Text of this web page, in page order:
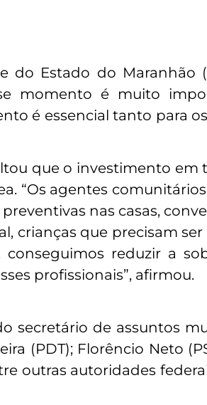
do Estado do Maranhão
momento é muito
é essencial tanto para
que o investimento em
“Os agentes
nas casas,
crianças que precisam ser
reduzir a
profissionais”, afirmou.
secretário de assuntos
(PDT); Florêncio Neto
outras autoridades